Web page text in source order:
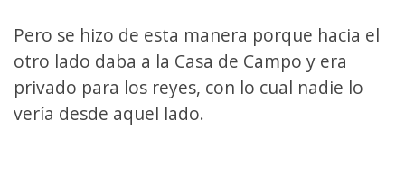
Pero se hizo de esta manera porque hacia el
otro lado daba a la Casa de Campo y era
privado para los reyes, con lo cual nadie lo
vería desde aquel lado.